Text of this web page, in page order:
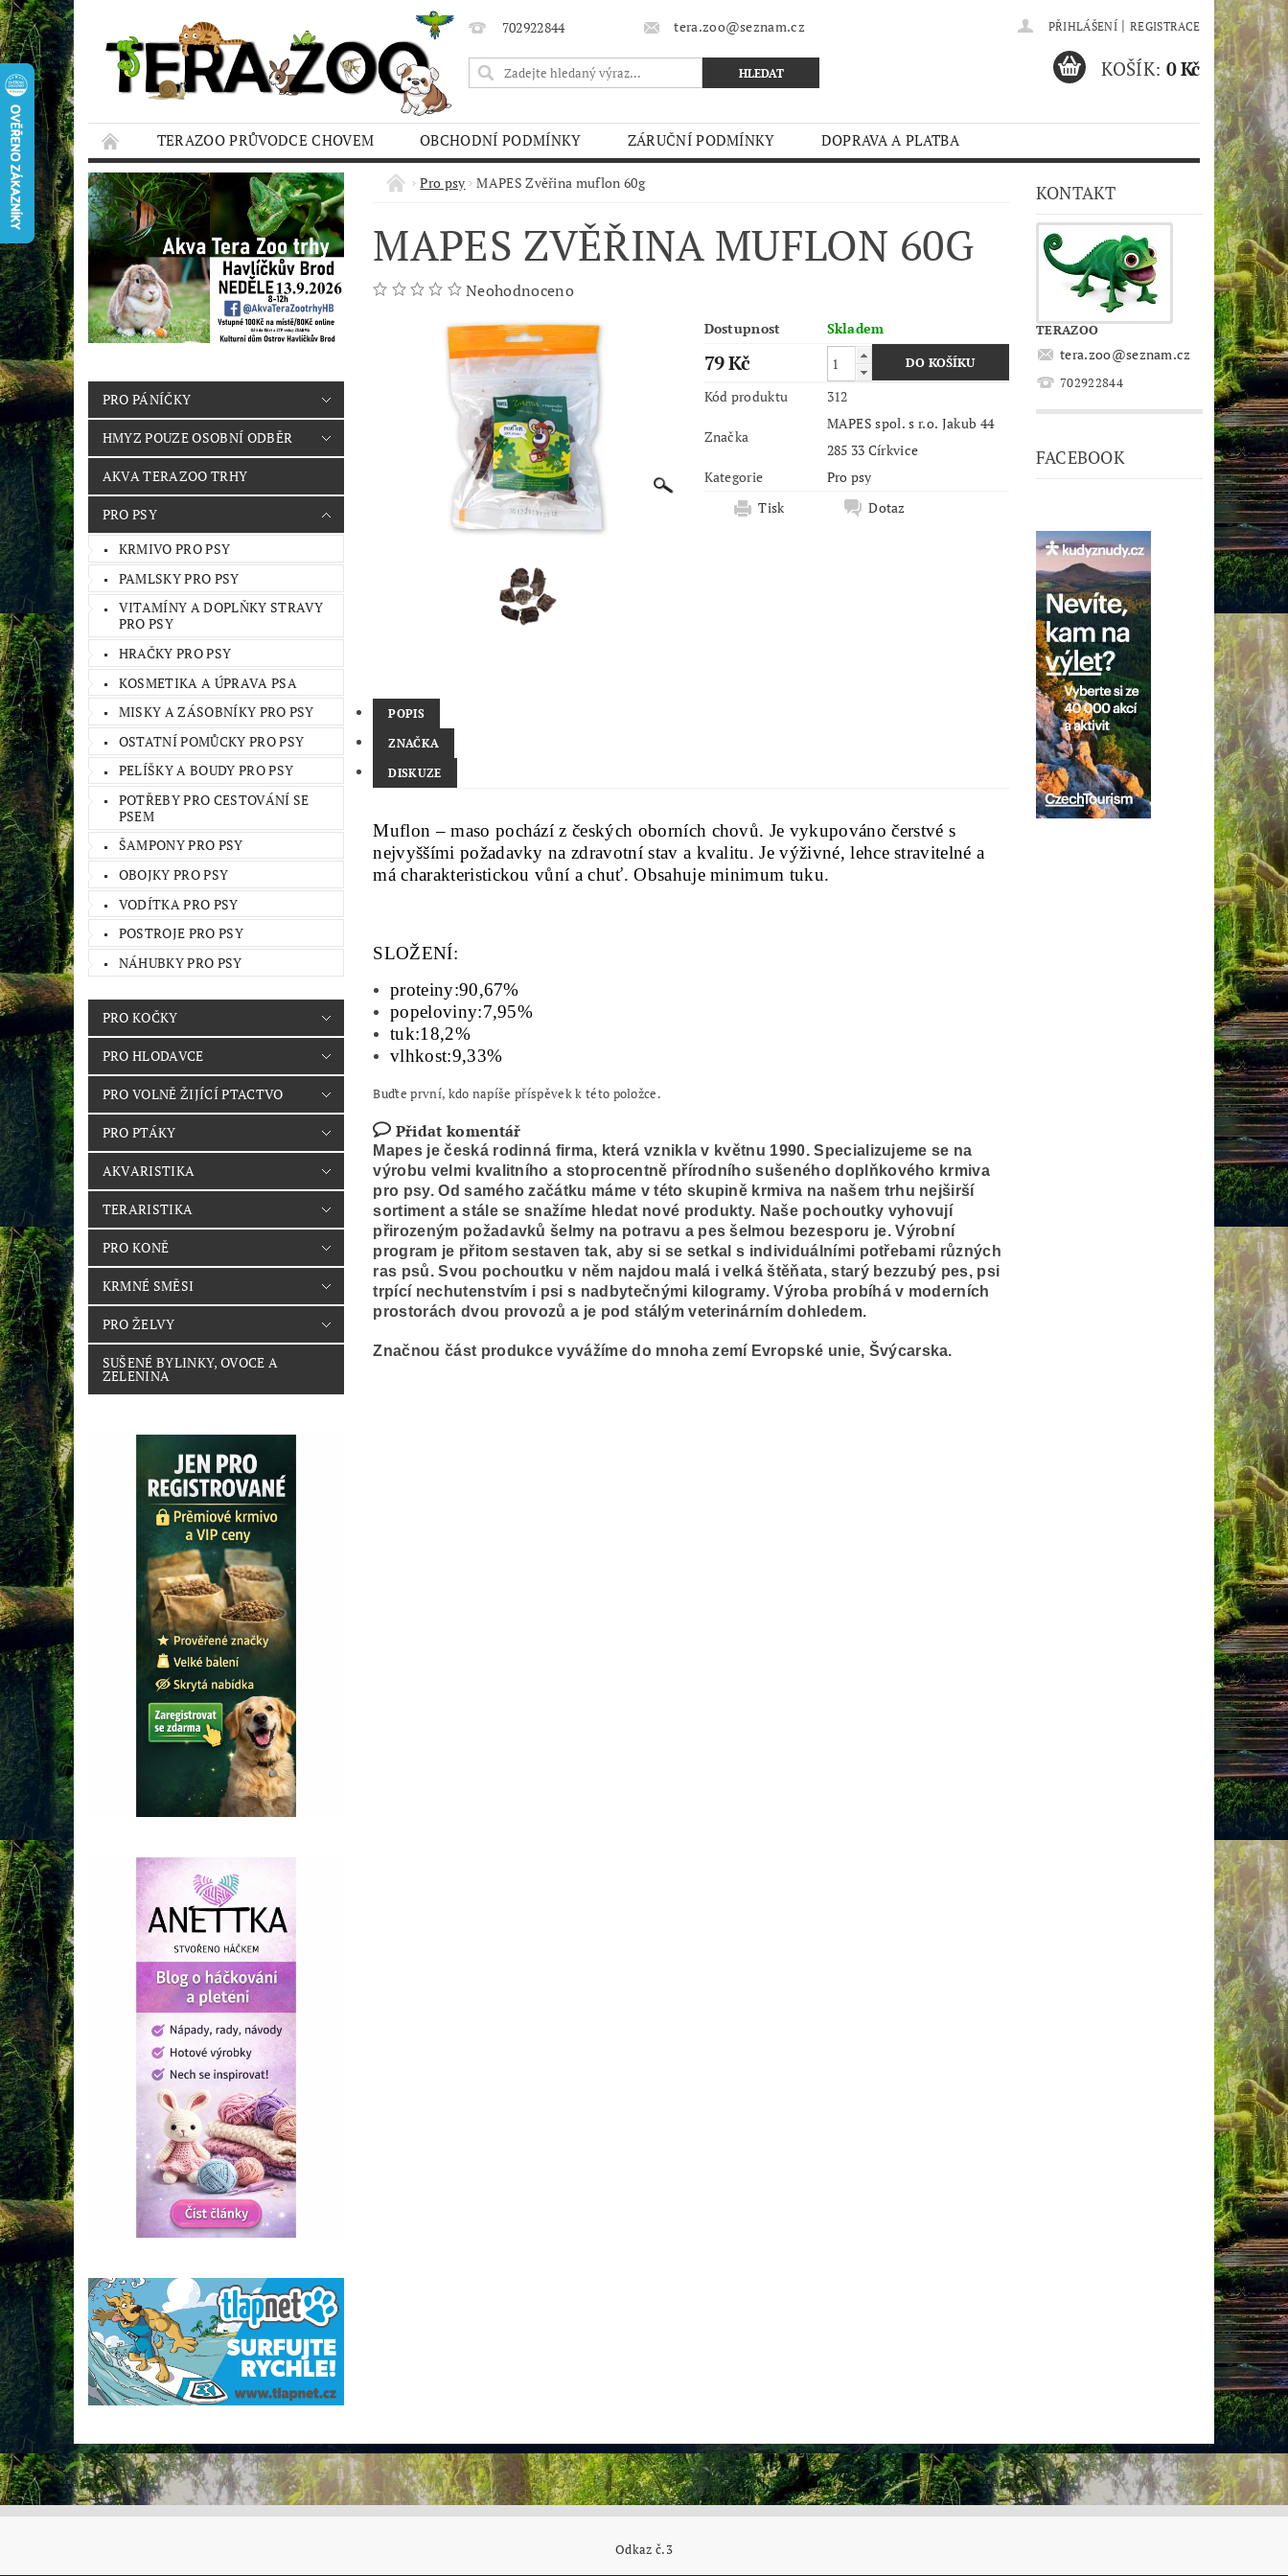
702922844 tera.zoo@seznam.cz PŘIHLÁŠENÍ | REGISTRACE
KOŠÍK: 0 Kč
TERAZOO PRŮVODCE CHOVEM OBCHODNÍ PODMÍNKY ZÁRUČNÍ PODMÍNKY
DOPRAVA A PLATBA
HODNOCENÍ OBCHODU
AQUA TERAZOO TRHY
PRO PÁNÍČKY
HMYZ POUZE OSOBNÍ ODBĚR
AKVA TERAZOO TRHY
PRO PSY
KRMIVO PRO PSY
PAMLSKY PRO PSY
VITAMÍNY A DOPLŇKY STRAVY
PRO PSY
HRAČKY PRO PSY
KOSMETIKA A ÚPRAVA PSA
MISKY A ZÁSOBNÍKY PRO PSY
OSTATNÍ POMŮCKY PRO PSY
PELÍŠKY A BOUDY PRO PSY
POTŘEBY PRO CESTOVÁNÍ SE
PSEM
ŠAMPONY PRO PSY
OBOJKY PRO PSY
VODÍTKA PRO PSY
POSTROJE PRO PSY
NÁHUBKY PRO PSY
PRO KOČKY
PRO HLODAVCE
PRO VOLNĚ ŽIJÍCÍ PTACTVO
PRO PTÁKY
AKVARISTIKA
TERARISTIKA
PRO KONĚ
KRMNÉ SMĚSI
PRO ŽELVY
SUŠENÉ BYLINKY, OVOCE A
ZELENINA
Pro psy MAPES Zvěřina muflon 60g
MAPES ZVĚŘINA MUFLON 60G
Neohodnoceno
Dostupnost Skladem
79 Kč
Kód produktu 312
Značka
MAPES spol. s r.o. Jakub 44
285 33 Církvice
Kategorie
Pro psy
Tisk
Dotaz
POPIS
ZNAČKA
DISKUZE
Muflon – maso pochází z českých oborních chovů. Je vykupováno čerstvé s
nejvyššími požadavky na zdravotní stav a kvalitu. Je výživné, lehce stravitelné a
má charakteristickou vůní a chuť. Obsahuje minimum tuku.
SLOŽENÍ:
proteiny:90,67%
popeloviny:7,95%
tuk:18,2%
vlhkost:9,33%
Buďte první, kdo napíše příspěvek k této položce.
Přidat komentář
Mapes je česká rodinná firma, která vznikla v květnu 1990. Specializujeme se na
výrobu velmi kvalitního a stoprocentně přírodního sušeného doplňkového krmiva
pro psy. Od samého začátku máme v této skupině krmiva na našem trhu nejširší
sortiment a stále se snažíme hledat nové produkty. Naše pochoutky vyhovují
přirozeným požadavků šelmy na potravu a pes šelmou bezesporu je. Výrobní
program je přitom sestaven tak, aby si se setkal s individuálními potřebami různých
ras psů. Svou pochoutku v něm najdou malá i velká štěňata, starý bezzubý pes, psi
trpící nechutenstvím i psi s nadbytečnými kilogramy. Výroba probíhá v moderních
prostorách dvou provozů a je pod stálým veterinárním dohledem.
Značnou část produkce vyvážíme do mnoha zemí Evropské unie, Švýcarska.
KONTAKT
TERAZOO
tera.zoo@seznam.cz
702922844
FACEBOOK
Odkaz č.3